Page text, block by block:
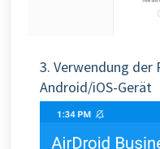
3. Verwendung
Android/iOS-Gerät